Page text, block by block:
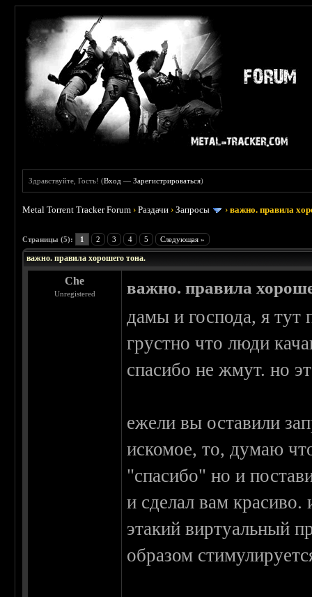
Здравствуйте, Гость! (Вход —Зарегистрироваться)
Metal Torrent Tracker Forum ›Раздачи ›Запросы ›важно. правила
Страницы (5): 1 2 3 4 5 Следующая »
важно. правила хорошего тона.
Che
Unregistered важно. правила
дамы и господа, я тут
грустно что люди
спасибо не жмут. но
ежели вы оставили
искомое, то, думаю
"спасибо" но и
и сделал вам
этакий виртуальный
образом